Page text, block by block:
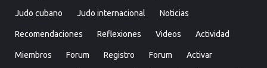
Judo cubano Judo internacional Noticias
Recomendaciones Reflexiones Videos Actividad
Miembros Forum Registro Forum Activar